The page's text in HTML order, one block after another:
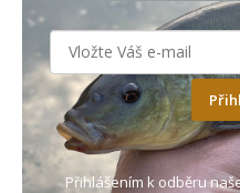
Přihlášením k odběru